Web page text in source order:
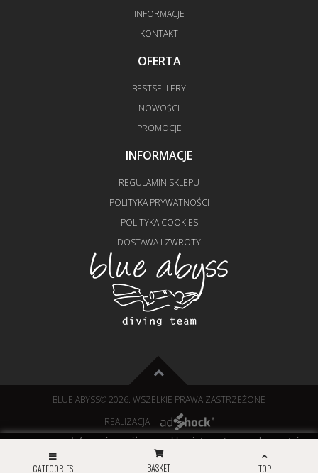
Informujemy, iż nasz sklep internetowy wykorzystuje
technologię plików cookies a jednocześnie nie zbiera w
sposób automatyczny żadnych informacji, z wyjątkiem
INFORMACJE
KONTAKT
OFERTA
BESTSELLERY
NOWOŚCI
PROMOCJE
INFORMACJE
REGULAMIN SKLEPU
POLITYKA PRYWATNOŚCI
POLITYKA COOKIES
DOSTAWA I ZWROTY
BLUE ABYSS© 2026. WSZELKIE PRAWA ZASTRZEŻONE
REALIZACJA
CATEGORIES BASKET TOP